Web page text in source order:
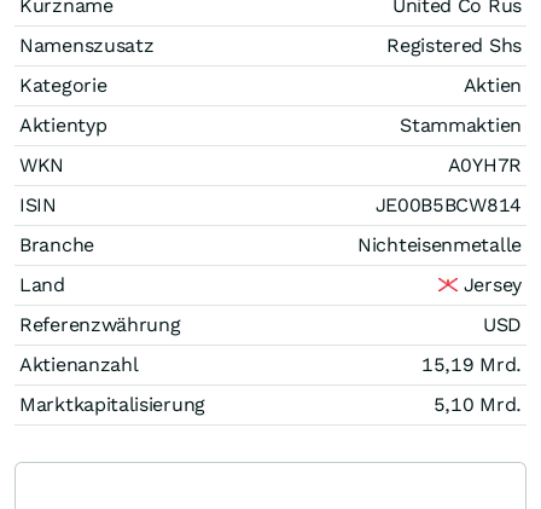
Kurzname
United Co Rus
Namenszusatz
Registered Shs
Kategorie
Aktien
Aktientyp
Stammaktien
WKN
A0YH7R
ISIN
JE00B5BCW814
Branche
Nichteisenmetalle
Land
Jersey
Referenzwährung
USD
Aktienanzahl
15,19 Mrd.
Marktkapitalisierung
5,10 Mrd.